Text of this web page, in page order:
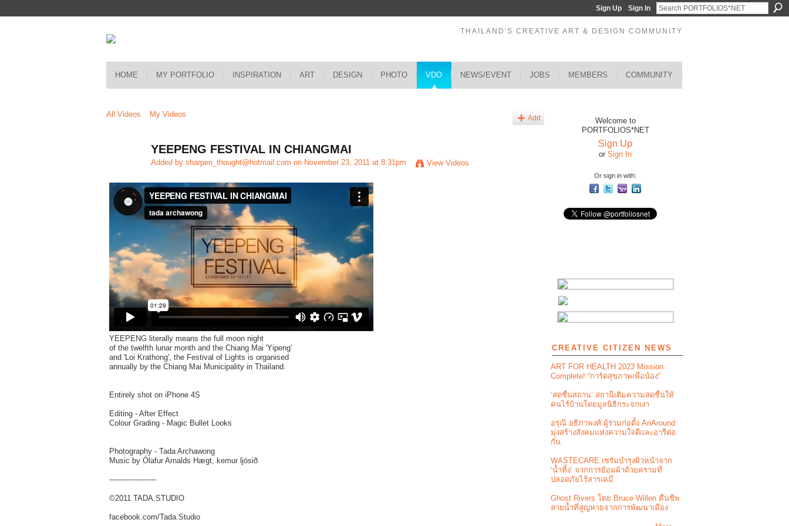
Sign Up Sign In
THAILAND'S CREATIVE ART & DESIGN COMMUNITY
HOME MY PORTFOLIO INSPIRATION ART DESIGN PHOTO VDO NEWS/EVENT JOBS MEMBERS COMMUNITY
All Videos My Videos Add
YEEPENG FESTIVAL IN CHIANGMAI
Added by sharpen_thought@hotmail.com on November 23, 2011 at 8:31pm View Videos
YEEPENG literally means the full moon night
of the twelfth lunar month and the Chiang Mai 'Yipeng'
and 'Loi Krathong', the Festival of Lights is organised
annually by the Chiang Mai Municipality in Thailand.
Entirely shot on iPhone 4S
Editing - After Effect
Colour Grading - Magic Bullet Looks
Photography - Tada Archawong
Music by Ólafur Arnalds Hægt, kemur ljósið
--------------------
©2011 TADA.STUDIO
facebook.com/Tada.Studio
Welcome to
PORTFOLIOS*NET
Sign Up
or Sign In
Or sign in with:
CREATIVE CITIZEN NEWS
ART FOR HEALTH 2023 Mission
Complete! “การ์ดสุขภาพเพื่อน้อง”
‘สดชื่นสถาน’ สถานีเติมความสดชื่นให้
คนไร้บ้านโดยมูลนิธิกระจกเงา
อรุณี อธิภาพงศ์ ผู้ร่วมก่อตั้ง AriAround
มุ่งสร้างสังคมแห่งความใจดีและอารีต่อ
กัน
WASTECARE เซรัมบำรุงผิวหน้าจาก
‘น้ำทิ้ง’ จากการย้อมผ้าด้วยครามที่
ปลอดภัยไร้สารเคมี
Ghost Rivers โดย Bruce Willen คืนชีพ
สายน้ำที่สูญหายจากการพัฒนาเมือง